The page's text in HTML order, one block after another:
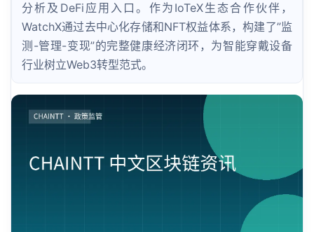
分析及DeFi应用入口。作为IoTeX生态合作伙伴，
WatchX通过去中心化存储和NFT权益体系，构建了”监
测-管理-变现”的完整健康经济闭环，为智能穿戴设备
行业树立Web3转型范式。